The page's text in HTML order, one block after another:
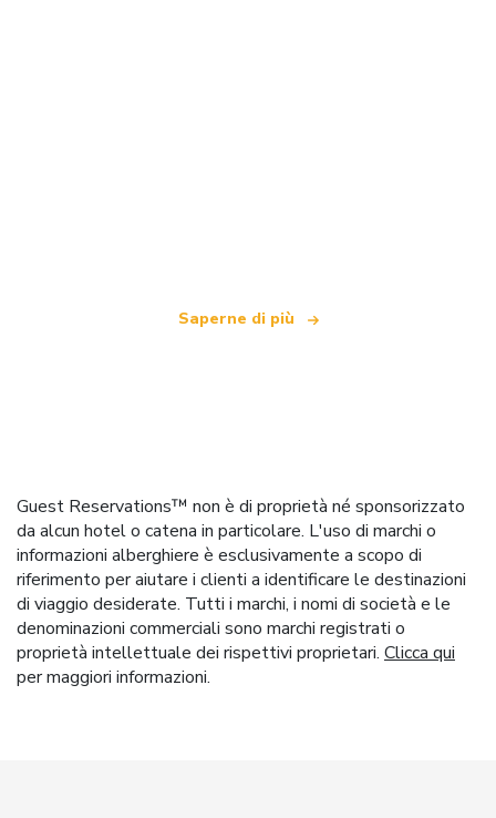
Saperne di più
Guest Reservations™ non è di proprietà né sponsorizzato
da alcun hotel o catena in particolare. L'uso di marchi o
informazioni alberghiere è esclusivamente a scopo di
riferimento per aiutare i clienti a identificare le destinazioni
di viaggio desiderate. Tutti i marchi, i nomi di società e le
denominazioni commerciali sono marchi registrati o
proprietà intellettuale dei rispettivi proprietari. Clicca qui
per maggiori informazioni.